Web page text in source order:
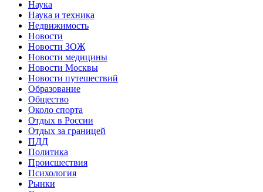
Наука
Наука и техника
Недвижимость
Новости
Новости ЗОЖ
Новости медицины
Новости Москвы
Новости путешествий
Образование
Общество
Около спорта
Отдых в России
Отдых за границей
ПДД
Политика
Происшествия
Психология
Рынки